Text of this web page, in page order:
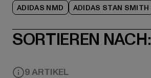
ADIDAS NMD ADIDAS STAN SMITH
SORTIEREN NACH:
9 ARTIKEL